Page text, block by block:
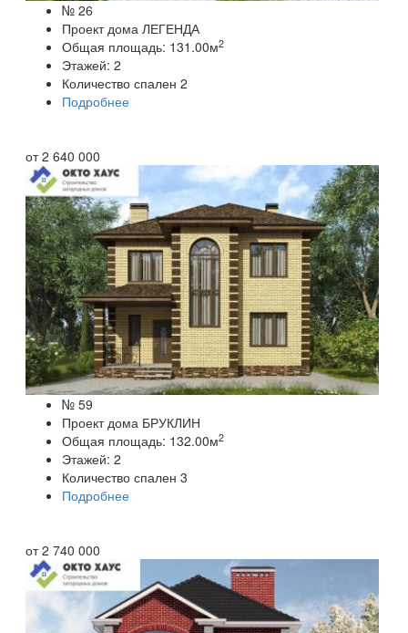
№ 26
Проект дома ЛЕГЕНДА
Общая площадь: 131.00м2
Этажей: 2
Количество спален 2
Подробнее
от2 640 000
№ 59
Проект дома БРУКЛИН
Общая площадь: 132.00м2
Этажей: 2
Количество спален 3
Подробнее
от2 740 000